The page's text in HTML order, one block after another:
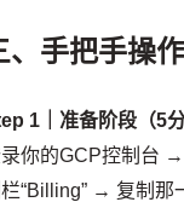
、手把手操
1｜准备阶段（5分
你的GCP控制台
“Billing” → 复制那